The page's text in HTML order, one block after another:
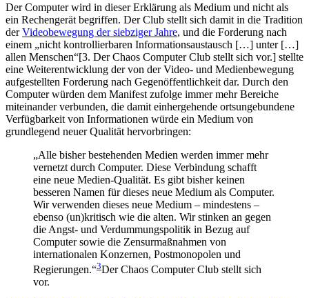
Der Computer wird in dieser Erklärung als Medium und nicht als
ein Rechengerät begriffen. Der Club stellt sich damit in die Tradition
derVideobewegung der siebziger Jahre, und die Forderung nach
einem „nicht kontrollierbaren Informationsaustausch […] unter […]
allen Menschen“[3. Der Chaos Computer Club stellt sich vor.] stellte
eine Weiterentwicklung der von der Video- und Medienbewegung
aufgestellten Forderung nach Gegenöffentlichkeit dar. Durch den
Computer würden dem Manifest zufolge immer mehr Bereiche
miteinander verbunden, die damit einhergehende ortsungebundene
Verfügbarkeit von Informationen würde ein Medium von
grundlegend neuer Qualität hervorbringen:
„Alle bisher bestehenden Medien werden immer mehr
vernetzt durch Computer. Diese Verbindung schafft
eine neue Medien-Qualität. Es gibt bisher keinen
besseren Namen für dieses neue Medium als Computer.
Wir verwenden dieses neue Medium – mindestens –
ebenso (un)kritisch wie die alten. Wir stinken an gegen
die Angst- und Verdummungspolitik in Bezug auf
Computer sowie die Zensurmaßnahmen von
internationalen Konzernen, Postmonopolen und
Regierungen.“3Der Chaos Computer Club stellt sich
vor.